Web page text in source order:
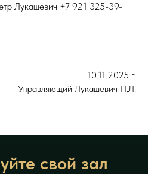
Лукашевич +7 921 325-39-
10.11.2025 г.
Управляющий Лукашевич П.Л.
свой зал